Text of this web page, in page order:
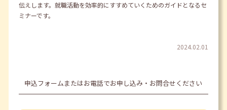
伝えします。就職活動を効率的にすすめていくためのガイドとなるセ
ミナーです。
2024.02.01
申込フォームまたはお電話でお申し込み・お問合せください